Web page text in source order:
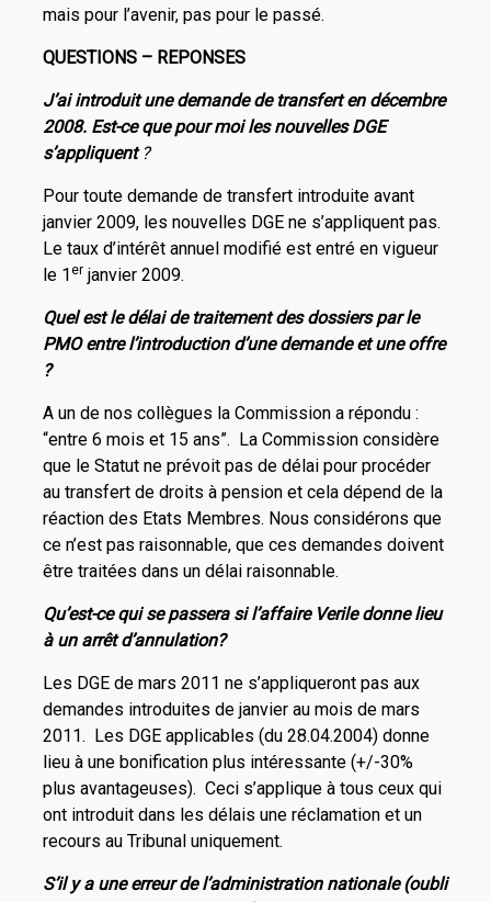
mais pour l’avenir, pas pour le passé.
QUESTIONS – REPONSES
J’ai introduit une demande de transfert en décembre
2008. Est-ce que pour moi les nouvelles DGE
s’appliquent?
Pour toute demande de transfert introduite avant
janvier 2009, les nouvelles DGE ne s’appliquent pas.
Le taux d’intérêt annuel modifié est entré en vigueur
le 1erjanvier 2009.
Quel est le délai de traitement des dossiers par le
PMO entre l’introduction d’une demande et une offre
?
A un de nos collègues la Commission a répondu :
“entre 6 mois et 15 ans”. La Commission considère
que le Statut ne prévoit pas de délai pour procéder
au transfert de droits à pension et cela dépend de la
réaction des Etats Membres. Nous considérons que
ce n’est pas raisonnable, que ces demandes doivent
être traitées dans un délai raisonnable.
Qu’est-ce qui se passera si l’affaire Verile donne lieu
à un arrêt d’annulation?
Les DGE de mars 2011 ne s’appliqueront pas aux
demandes introduites de janvier au mois de mars
2011. Les DGE applicables (du 28.04.2004) donne
lieu à une bonification plus intéressante (+/-30%
plus avantageuses). Ceci s’applique à tous ceux qui
ont introduit dans les délais une réclamation et un
recours au Tribunal uniquement.
S’il y a une erreur de l’administration nationale (oubli